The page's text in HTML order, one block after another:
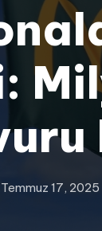
Temmuz 17, 2025